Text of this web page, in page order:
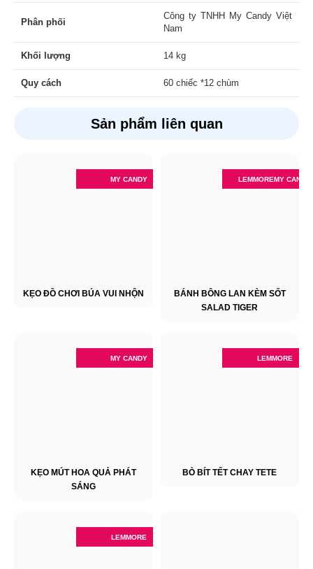
Phân phối
Công ty TNHH My Candy Việt
Nam
Khối lượng 14 kg
Quy cách 60 chiếc *12 chùm
Sản phẩm liên quan
MY CANDY
KẸO ĐỒ CHƠI BÚA VUI NHỘN
LEMMOREMY CANDY
BÁNH BÔNG LAN KÈM SỐT
SALAD TIGER
MY CANDY
KẸO MÚT HOA QUẢ PHÁT
SÁNG
LEMMORE
BÒ BÍT TẾT CHAY TETE
LEMMORE